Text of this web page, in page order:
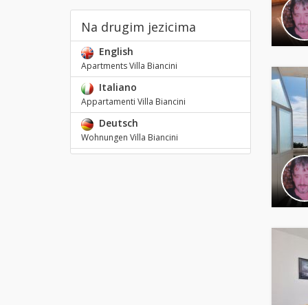
Na drugim jezicima
English
Apartments Villa Biancini
Italiano
Appartamenti Villa Biancini
Deutsch
Wohnungen Villa Biancini